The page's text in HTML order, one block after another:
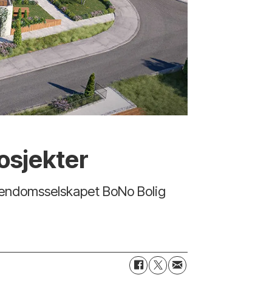
BoNo Bolig